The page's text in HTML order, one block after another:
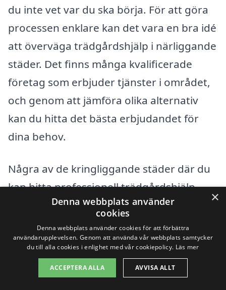
du inte vet var du ska börja. För att göra
processen enklare kan det vara en bra idé
att överväga trädgårdshjälp i närliggande
städer. Det finns många kvalificerade
företag som erbjuder tjänster i området,
och genom att jämföra olika alternativ
kan du hitta det bästa erbjudandet för
dina behov.
Några av de kringliggande städer där du
kan hitta professionell trädgårdshjälp
inkluderar:
Borlänge
Falun
×
Denna webbplats använder
cookies
Denna webbplats använder cookies för att förbättra
användarupplevelsen. Genom att använda vår webbplats samtycker
du till alla cookies i enlighet med vår cookiepolicy. Läs mer
ACCEPTERA ALLA AVVISA ALLT